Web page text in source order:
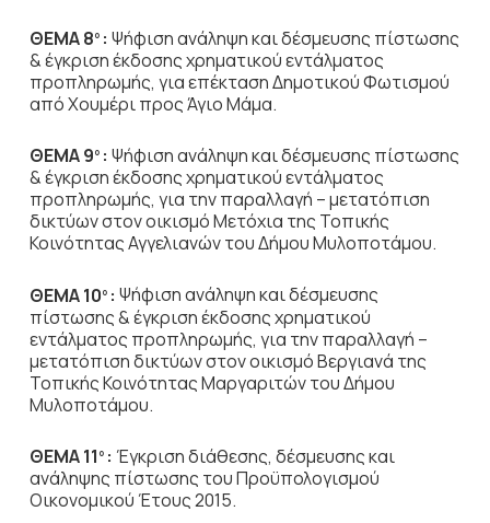
ΘΕΜΑ 8ο : Ψήφιση ανάληψη και δέσμευσης πίστωσης
& έγκριση έκδοσης χρηματικού εντάλματος
προπληρωμής, για επέκταση Δημοτικού Φωτισμού
από Χουμέρι προς Άγιο Μάμα.
ΘΕΜΑ 9ο : Ψήφιση ανάληψη και δέσμευσης πίστωσης
& έγκριση έκδοσης χρηματικού εντάλματος
προπληρωμής, για την παραλλαγή – μετατόπιση
δικτύων στον οικισμό Μετόχια της Τοπικής
Κοινότητας Αγγελιανών του Δήμου Μυλοποτάμου.
ΘΕΜΑ 10ο : Ψήφιση ανάληψη και δέσμευσης
πίστωσης & έγκριση έκδοσης χρηματικού
εντάλματος προπληρωμής, για την παραλλαγή –
μετατόπιση δικτύων στον οικισμό Βεργιανά της
Τοπικής Κοινότητας Μαργαριτών του Δήμου
Μυλοποτάμου.
ΘΕΜΑ 11 ο : Έγκριση διάθεσης, δέσμευσης και
ανάληψης πίστωσης του Προϋπολογισμού
Οικονομικού Έτους 2015.